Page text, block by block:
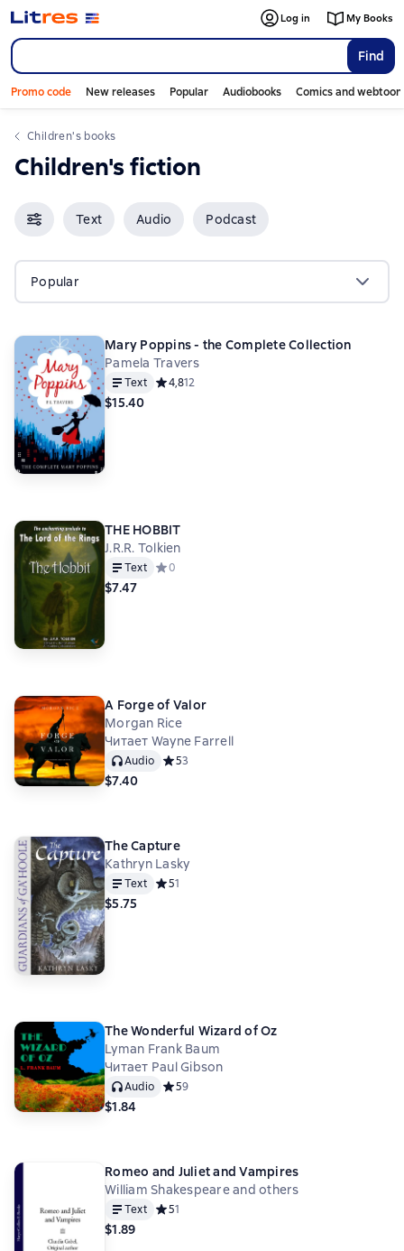
Find
Log in My Books
Promo code New releases Popular Audiobooks Comics and
Children's books
Children's fiction
Text Audio Podcast
Popular
Mary Poppins - the Complete Collection
Pamela Travers
Text Средний рейтинг 4,8 на основе 12 оценок
4,812
$15.40
THE HOBBIT
J.R.R. Tolkien
Text Средний рейтинг 0 на основе 0 оценок
0
$7.47
A Forge of Valor
Morgan Rice
Читает Wayne Farrell
Audio Средний рейтинг 5 на основе 3 оценок
53
$7.40
The Capture
Kathryn Lasky
Text Средний рейтинг 5 на основе 1 оценок
51
$5.75
The Wonderful Wizard of Oz
Lyman Frank Baum
Читает Paul Gibson
Audio Средний рейтинг 5 на основе 9 оценок
59
$1.84
Romeo and Juliet and Vampires
William Shakespeare and others
Text Средний рейтинг 5 на основе 1 оценок
51
$1.89